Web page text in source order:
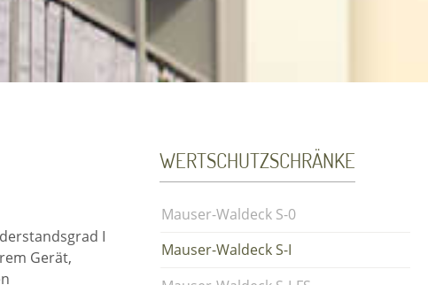
I
Gerät,
WERTSCHUTZSCHRÄNKE
Mauser-Waldeck S-0
Mauser-Waldeck S-I